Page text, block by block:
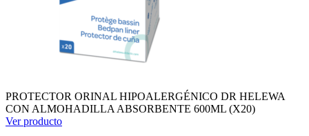
PROTECTOR ORINAL HIPOALERGÉNICO DR HELEWA
CON ALMOHADILLA ABSORBENTE 600ML (X20)
Ver producto